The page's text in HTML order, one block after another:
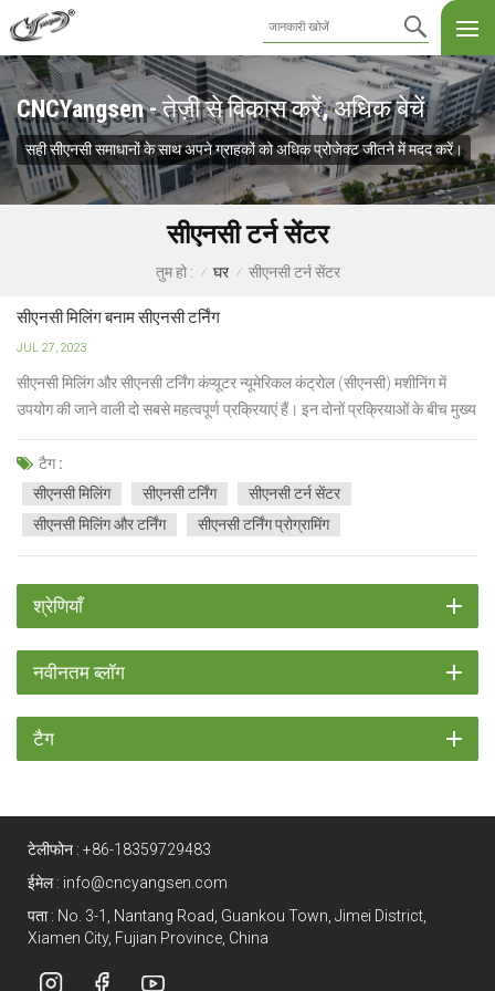
CNCYangsen - तेज़ी से विकास करें, अधिक बेचें
सही सीएनसी समाधानों के साथ अपने ग्राहकों को अधिक प्रोजेक्ट जीतने में मदद करें।
सीएनसी टर्न सेंटर
तुम हो : / घर / सीएनसी टर्न सेंटर
सीएनसी मिलिंग बनाम सीएनसी टर्निंग
JUL 27, 2023
सीएनसी मिलिंग और सीएनसी टर्निंग कंप्यूटर न्यूमेरिकल कंट्रोल (सीएनसी) मशीनिंग में
उपयोग की जाने वाली दो सबसे महत्वपूर्ण प्रक्रियाएं हैं। इन दोनों प्रक्रियाओं के बीच मुख्य
महत्वपूर्ण अंतर उपयोग किए जाने वाले काटने के उपकरण के प्रकार का है: मिलिंग और
टर्निंग मशीन दोनों एक घूर्णन बेलनाकार काटने वाले उप...
टैग :
सीएनसी मिलिंग
सीएनसी टर्निंग
सीएनसी टर्न सेंटर
सीएनसी मिलिंग और टर्निंग
सीएनसी टर्निंग प्रोग्रामिंग
श्रेणियाँ
नवीनतम ब्लॉग
टैग
टेलीफोन : +86-18359729483
ईमेल : info@cncyangsen.com
पता : No. 3-1, Nantang Road, Guankou Town, Jimei District,
Xiamen City, Fujian Province, China